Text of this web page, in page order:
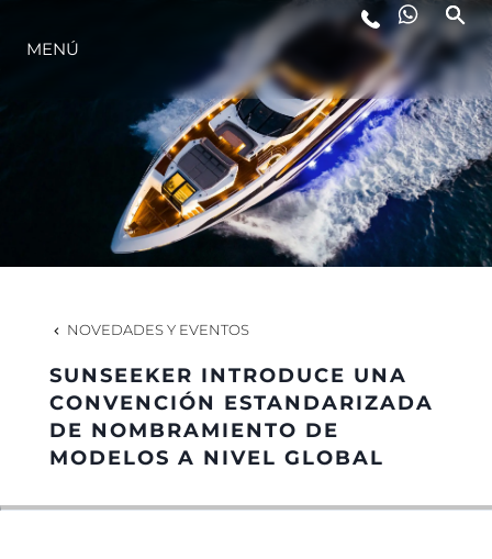
ESTILO DE VIDA
INNOVACIÓN
¿QUIÉNES SOMOS?
EL EQUIPO
HISTORIA
MENÚ
NOVEDADES Y EVENTOS
SUNSEEKER INTRODUCE UNA
CONVENCIÓN ESTANDARIZADA
DE NOMBRAMIENTO DE
MODELOS A NIVEL GLOBAL